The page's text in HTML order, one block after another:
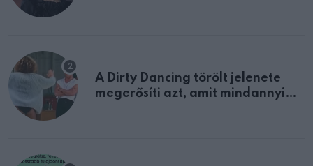
A Dirty Dancing törölt jelenete
megerősíti azt, amit mindannyian